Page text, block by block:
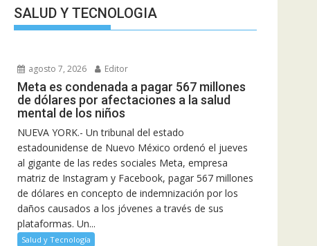
SALUD Y TECNOLOGIA
agosto 7, 2026 Editor
Meta es condenada a pagar 567 millones
de dólares por afectaciones a la salud
mental de los niños
NUEVA YORK.- Un tribunal del estado
estadounidense de Nuevo México ordenó el jueves
al gigante de las redes sociales Meta, empresa
matriz de Instagram y Facebook, pagar 567 millones
de dólares en concepto de indemnización por los
daños causados a los jóvenes a través de sus
plataformas. Un...
Salud y Tecnología